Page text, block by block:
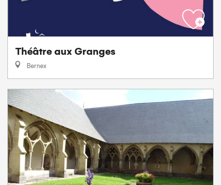
Théâtre aux Granges
Bernex